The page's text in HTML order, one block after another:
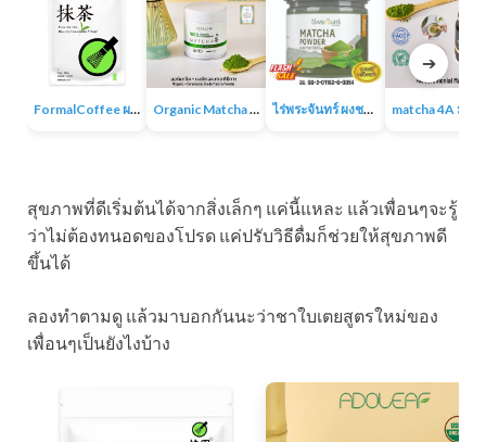
FormalCoffee ผงชาเขียวมัทฉะ แท้ 100% ญี่ปุ่น เกรดพรีเมี่ยม Matcha Green Tea Organic Matcha 4A+ผงชาเขียวมัทฉะเกรดพิธีการ ออร์แกนิก 100% ไม่มีน้ำตาล ไม่มีสารเติมแต่ง ไร่พระจันทร์ ผงชาเขียวมัทฉะ Matcha Powder 100% ไม่แต่งสี กลิ่น ไม่ผสมน้ำตาล
➔
สุขภาพที่ดีเริ่มต้นได้จากสิ่งเล็กๆ แค่นี้แหละ แล้วเพื่อนๆจะรู้
ว่าไม่ต้องทนอดของโปรด แค่ปรับวิธีดื่มก็ช่วยให้สุขภาพดี
ขึ้นได้
ลองทำตามดู แล้วมาบอกกันนะว่าชาใบเตยสูตรใหม่ของ
เพื่อนๆเป็นยังไงบ้าง